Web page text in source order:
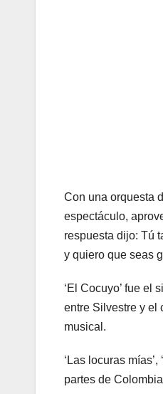
Con una orquesta
espectáculo,
respuesta dijo: Tú
y quiero que seas
‘El Cocuyo’ fue
entre Silvestre y el
musical.
‘Las locuras
partes de